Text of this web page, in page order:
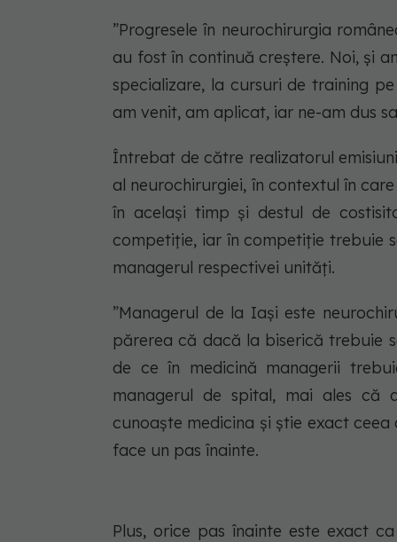
”Progresele în neurochirurgia
au fost în continuă creștere. Noi, și
specializare, la cursuri de training
am venit, am aplicat, iar ne-am dus
Întrebat de către realizatorul
al neurochirurgiei, în contextul în
în același timp și destul de
competiție, iar în competiție trebuie
managerul respectivei unități.
”Managerul de la Iași este
părerea că dacă la biserică trebuie
de ce în medicină managerii
managerul de spital, mai ales că
cunoaște medicina și știe exact
face un pas înainte.
Plus, orice pas înainte este exact